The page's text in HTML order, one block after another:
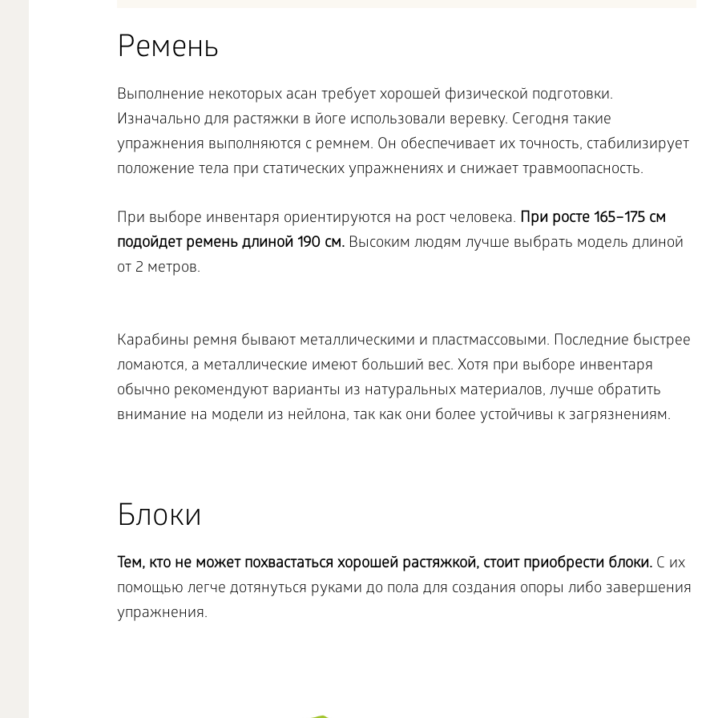
Ремень
Выполнение некоторых асан требует хорошей физической подготовки.
Изначально для растяжки в йоге использовали веревку. Сегодня такие
упражнения выполняются с ремнем. Он обеспечивает их точность, стабилизирует
положение тела при статических упражнениях и снижает травмоопасность.
При выборе инвентаря ориентируются на рост человека. При росте 165–175 см
подойдет ремень длиной 190 см. Высоким людям лучше выбрать модель длиной
от 2 метров.
Карабины ремня бывают металлическими и пластмассовыми. Последние быстрее
ломаются, а металлические имеют больший вес. Хотя при выборе инвентаря
обычно рекомендуют варианты из натуральных материалов, лучше обратить
внимание на модели из нейлона, так как они более устойчивы к загрязнениям.
Блоки
Тем, кто не может похвастаться хорошей растяжкой, стоит приобрести блоки.С их
помощью легче дотянуться руками до пола для создания опоры либо завершения
упражнения.